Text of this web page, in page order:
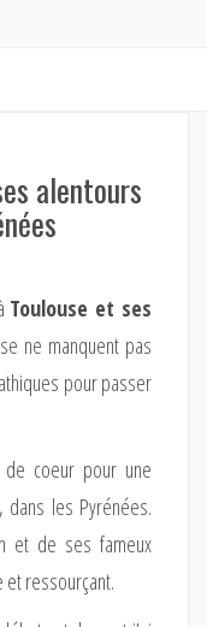
alentours
Toulouse et ses
ne manquent pas
pour passer
coeur pour une
les Pyrénées.
et de ses fameux
ressourçant.